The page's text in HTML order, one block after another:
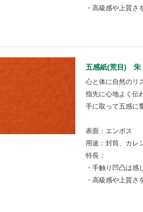
・高級感や上質さ
五感紙(荒目) 朱
心と体に自然のリ
指先に心地よく伝
手に取って五感に
表面：エンボス
用途：封筒、カレ
特長：
・手触り凹凸は感
・高級感や上質さ